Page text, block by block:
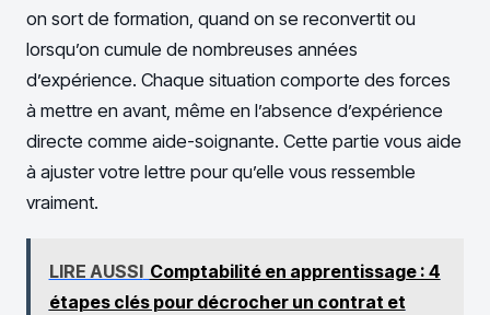
on sort de formation, quand on se reconvertit ou
lorsqu’on cumule de nombreuses années
d’expérience. Chaque situation comporte des forces
à mettre en avant, même en l’absence d’expérience
directe comme aide-soignante. Cette partie vous aide
à ajuster votre lettre pour qu’elle vous ressemble
vraiment.
LIRE AUSSI Comptabilité en apprentissage : 4
étapes clés pour décrocher un contrat et